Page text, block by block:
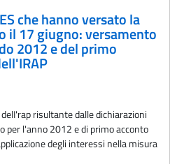
che hanno versato la
il 17 giugno: versamento
2012 e del primo
risultante dalle dichiarazioni
per l'anno 2012 e di primo acconto
degli interessi nella misura